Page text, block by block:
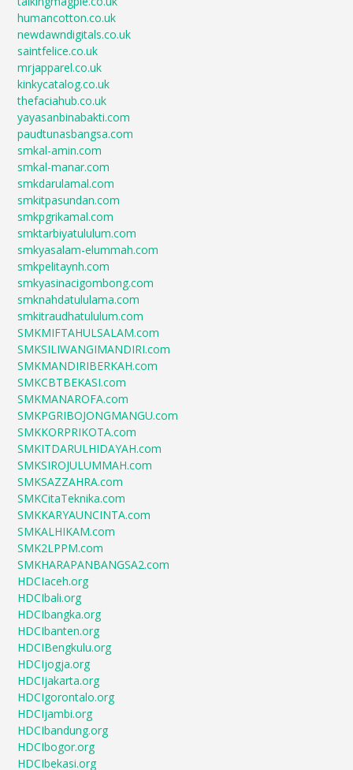
humancotton.co.uk
newdawndigitals.co.uk
saintfelice.co.uk
mrjapparel.co.uk
kinkycatalog.co.uk
thefaciahub.co.uk
yayasanbinabakti.com
paudtunasbangsa.com
smkal-amin.com
smkal-manar.com
smkdarulamal.com
smkitpasundan.com
smkpgrikamal.com
smktarbiyatululum.com
smkyasalam-elummah.com
smkpelitaynh.com
smkyasinacigombong.com
smknahdatululama.com
smkitraudhatululum.com
SMKMIFTAHULSALAM.com
SMKSILIWANGIMANDIRI.com
SMKMANDIRIBERKAH.com
SMKCBTBEKASI.com
SMKMANAROFA.com
SMKPGRIBOJONGMANGU.com
SMKKORPRIKOTA.com
SMKITDARULHIDAYAH.com
SMKSIROJULUMMAH.com
SMKSAZZAHRA.com
SMKCitaTeknika.com
SMKKARYAUNCINTA.com
SMKALHIKAM.com
SMK2LPPM.com
SMKHARAPANBANGSA2.com
HDCIaceh.org
HDCIbali.org
HDCIbangka.org
HDCIbanten.org
HDCIBengkulu.org
HDCIjogja.org
HDCIjakarta.org
HDCIgorontalo.org
HDCIjambi.org
HDCIbandung.org
HDCIbogor.org
HDCIbekasi.org